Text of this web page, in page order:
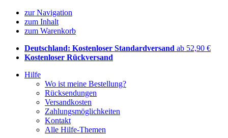
zur Navigation
zum Inhalt
zum Warenkorb
Deutschland: Kostenloser Standardversand ab 52,90 €
Kostenloser Rückversand
Hilfe
Wo ist meine Bestellung?
Rücksendungen
Versandkosten
Zahlungsmöglichkeiten
Kontakt
Alle Hilfe-Themen